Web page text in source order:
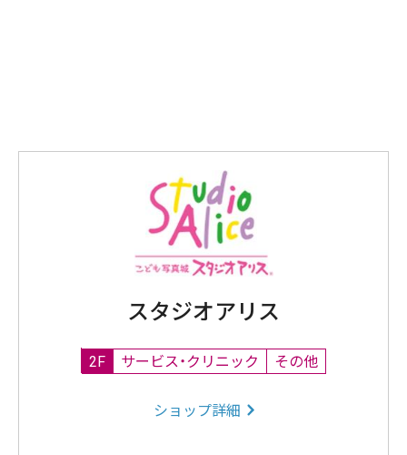
スタジオアリス
2F サービス・クリニック その他
ショップ詳細